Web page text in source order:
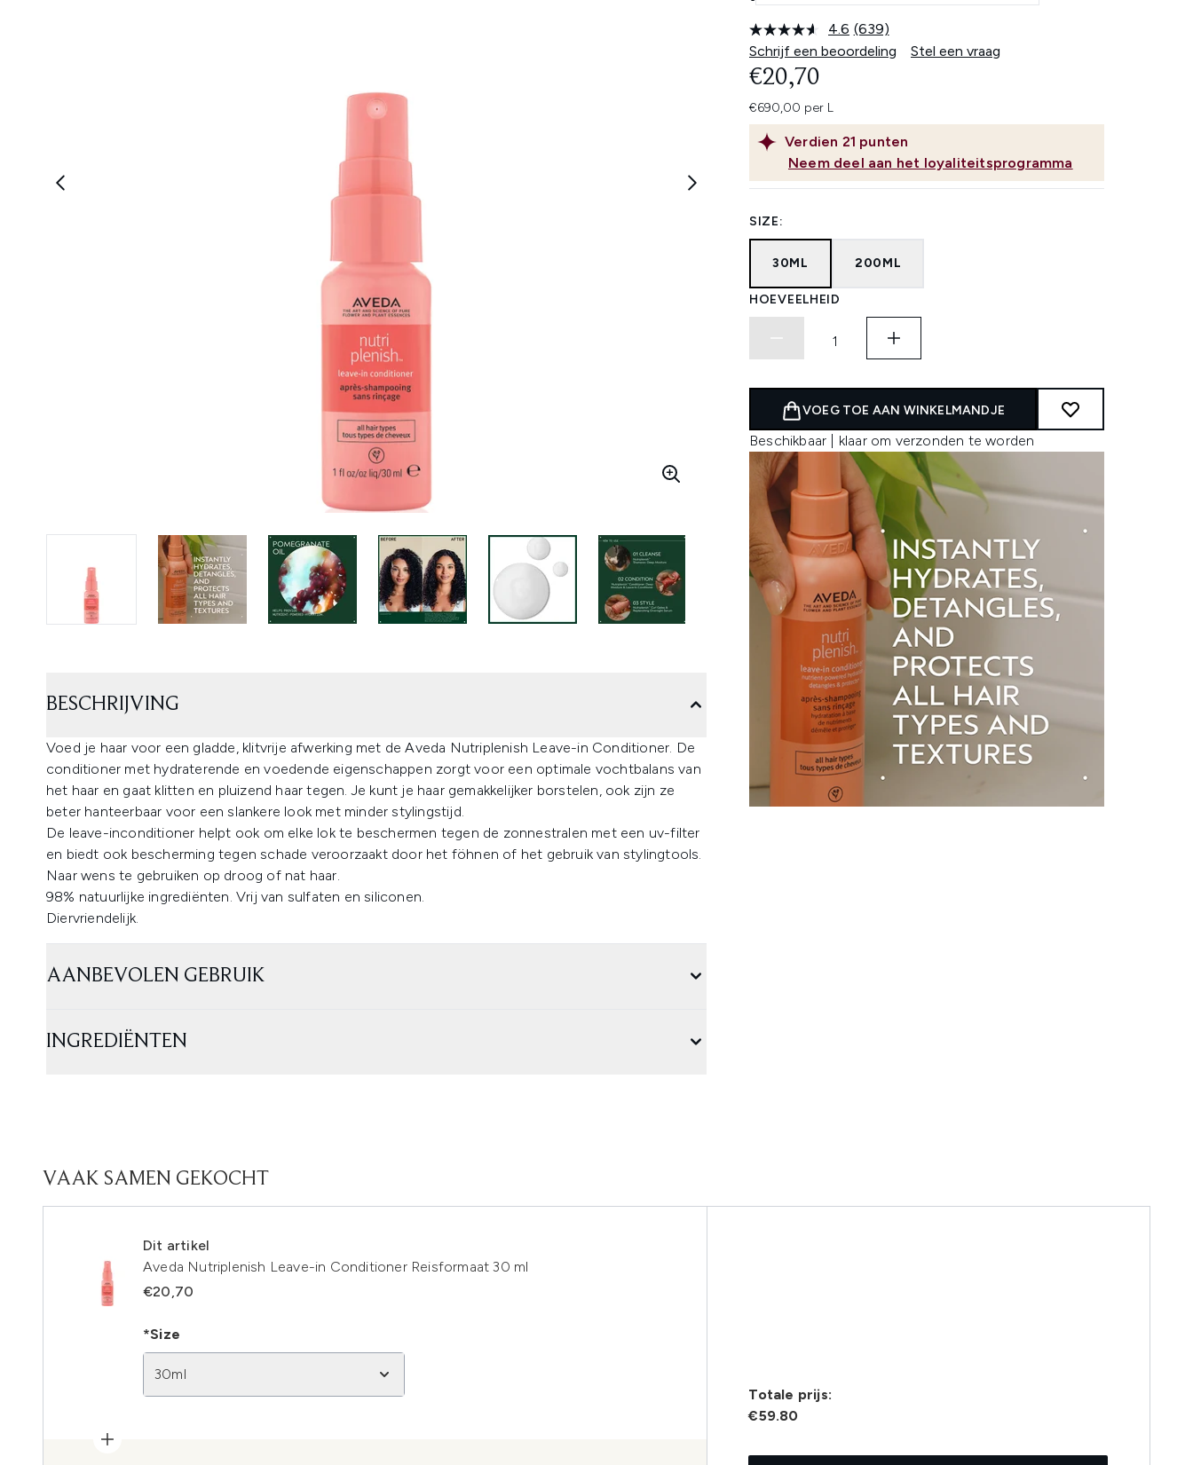
4.6 Lees
639
beoordelingen.
(639)
Schrijf een beoordeling
Stel een vraag
Verdien 21 punten
Neem deel aan het loyaliteitsprogramma
€20,70
€690,00 per L
SIZE:
30ML 200ML
HOEVEELHEID
VOEG TOE AAN WINKELMANDJE
Beschikbaar | klaar om verzonden te worden
BESCHRIJVING
Voed je haar voor een gladde, klitvrije afwerking met de Aveda Nutriplenish Leave-in Conditioner. De
conditioner met hydraterende en voedende eigenschappen zorgt voor een optimale vochtbalans van
het haar en gaat klitten en pluizend haar tegen. Je kunt je haar gemakkelijker borstelen, ook zijn ze
beter hanteerbaar voor een slankere look met minder stylingstijd.
De leave-inconditioner helpt ook om elke lok te beschermen tegen de zonnestralen met een uv-filter
en biedt ook bescherming tegen schade veroorzaakt door het föhnen of het gebruik van stylingtools.
Naar wens te gebruiken op droog of nat haar.
98% natuurlijke ingrediënten. Vrij van sulfaten en siliconen.
Diervriendelijk.
AANBEVOLEN GEBRUIK
INGREDIËNTEN
VAAK SAMEN GEKOCHT
Dit artikel
Aveda Nutriplenish Leave-in Conditioner Reisformaat 30 ml
€20,70
*Size
30ml
Totale prijs:
€59.80